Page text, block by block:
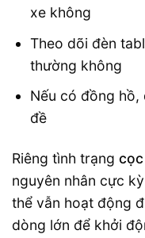
xe không
Theo dõi đèn
thường không
Nếu có đồng hồ,
đề
Riêng tình trạng
nguyên nhân cực
thể vẫn hoạt động
dòng lớn để khởi